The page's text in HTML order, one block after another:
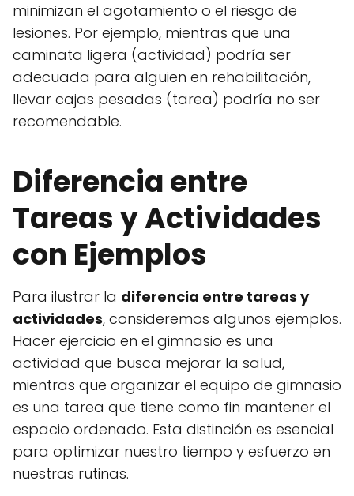
minimizan el agotamiento o el riesgo de
lesiones. Por ejemplo, mientras que una
caminata ligera (actividad) podría ser
adecuada para alguien en rehabilitación,
llevar cajas pesadas (tarea) podría no ser
recomendable.
Diferencia entre
Tareas y Actividades
con Ejemplos
Para ilustrar la diferencia entre tareas y
actividades, consideremos algunos ejemplos.
Hacer ejercicio en el gimnasio es una
actividad que busca mejorar la salud,
mientras que organizar el equipo de gimnasio
es una tarea que tiene como fin mantener el
espacio ordenado. Esta distinción es esencial
para optimizar nuestro tiempo y esfuerzo en
nuestras rutinas.